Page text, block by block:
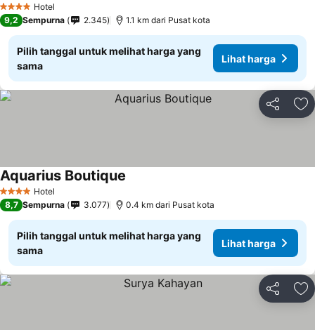
4 BintangHotel
9,2 Sempurna 2.345 1.1 km dari Pusat kota
Pilih tanggal untuk melihat harga yang
sama
Lihat harga
Bagikan
4 BintangHotel
Aquarius Boutique
8,7 Sempurna 3.077 0.4 km dari Pusat kota
Pilih tanggal untuk melihat harga yang
sama
Lihat harga
Bagikan